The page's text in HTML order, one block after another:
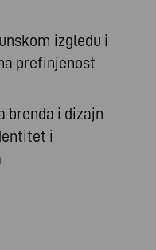
izgledu i
prefinjenost
brenda i dizajn
i